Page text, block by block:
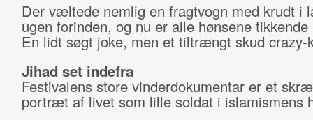
Der væltede nemlig en fragtvogn med krudt i
ugen forinden, og nu er alle hønsene tikkende
En lidt søgt joke, men et tiltrængt skud crazy-
Jihad set indefra
Festivalens store vinderdokumentar er et
portræt af livet som lille soldat i islamismens